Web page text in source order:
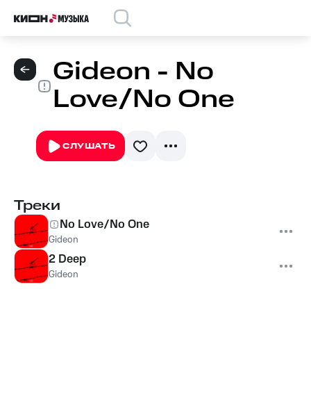
Gideon - No
Love/No One
СЛУШАТЬ
Треки
No Love/No One
Gideon
2 Deep
Gideon